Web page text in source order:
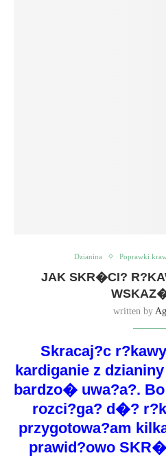
Dzianina Poprawki
JAK SKR�CI?
written by
Skracaj?c
kardiganie z
bardzo� uwa?a?.
rozci?ga? d�?
przygotowa?am
prawid?owo